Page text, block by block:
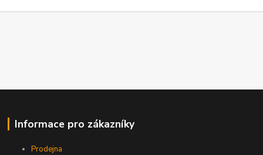
Informace pro zákazníky
Prodejna